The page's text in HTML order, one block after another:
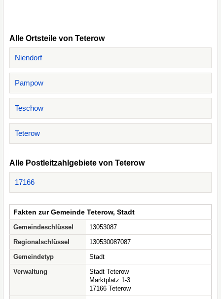
Alle Ortsteile von Teterow
Niendorf
Pampow
Teschow
Teterow
Alle Postleitzahlgebiete von Teterow
17166
Fakten zur Gemeinde Teterow, Stadt
Gemeindeschlüssel
13053087
Regionalschlüssel
130530087087
Gemeindetyp
Stadt
Verwaltung
Stadt Teterow
Marktplatz 1-3
17166 Teterow